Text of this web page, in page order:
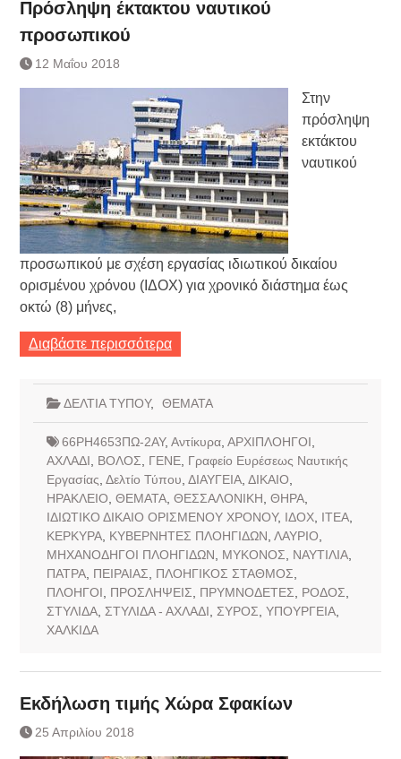
Πρόσληψη έκτακτου ναυτικού
προσωπικού
12 Μαΐου 2018
Στην
πρόσληψη
εκτάκτου
ναυτικού
προσωπικού με σχέση εργασίας ιδιωτικού δικαίου
ορισμένου χρόνου (ΙΔΟΧ) για χρονικό διάστημα έως
οκτώ (8) μήνες,
Διαβάστε περισσότερα
ΔΕΛΤΙΑ ΤΥΠΟΥ, ΘΕΜΑΤΑ
66ΡΗ4653ΠΩ-2ΑΥ, Αντίκυρα, ΑΡΧΙΠΛΟΗΓΟΙ
ΑΧΛΑΔΙ
ΒΟΛΟΣ ΓΕΝΕ, Γραφείο Ευρέσεως Ναυτικής
Εργασίας Δελτίο Τύπου ΔΙΑΥΓΕΙΑ, ΔΙΚΑΙΟ
ΗΡΑΚΛΕΙΟ ΘΕΜΑΤΑ, ΘΕΣΣΑΛΟΝΙΚΗ ΘΗΡΑ,
ΙΔΙΩΤΙΚΟ ΔΙΚΑΙΟ ΟΡΙΣΜΕΝΟΥ ΧΡΟΝΟΥ, ΙΔΟΧ, ΙΤΕΑ,
ΚΕΡΚΥΡΑ, ΚΥΒΕΡΝΗΤΕΣ ΠΛΟΗΓΙΔΩΝ ΛΑΥΡΙΟ
ΜΗΧΑΝΟΔΗΓΟΙ ΠΛΟΗΓΙΔΩΝ
ΜΥΚΟΝΟΣ ΝΑΥΤΙΛΙΑ,
ΠΑΤΡΑ, ΠΕΙΡΑΙΑΣ ΠΛΟΗΓΙΚΟΣ ΣΤΑΘΜΟΣ
ΠΛΟΗΓΟΙ
ΠΡΟΣΛΗΨΕΙΣ ΠΡΥΜΝΟΔΕΤΕΣ ΡΟΔΟΣ
ΣΤΥΛΙΔΑ, ΣΤΥΛΙΔΑ - ΑΧΛΑΔΙ ΣΥΡΟΣ ΥΠΟΥΡΓΕΙΑ,
ΧΑΛΚΙΔΑ
Εκδήλωση τιμής Χώρα Σφακίων
25 Απριλίου 2018